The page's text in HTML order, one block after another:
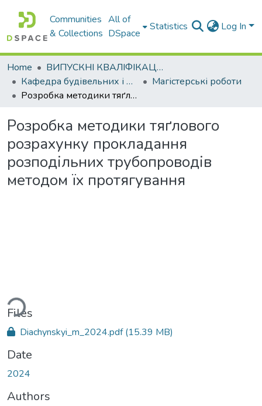
Communities
& Collections
All of
DSpace
Statistics Log In
Home
ВИПУСКНІ КВАЛІФІКАЦІЙНІ РОБОТИ
Кафедра будівельних і дорожніх машин
Магістерські роботи
Розробка методики тяґлового розрахунку прокладання розподільних трубопроводів методом їх протягування
Розробка методики тяґлового
розрахунку прокладання
розподільних трубопроводів
методом їх протягування
Files
Diachynskyi_m_2024.pdf(15.39 MB)
Date
2024
Authors